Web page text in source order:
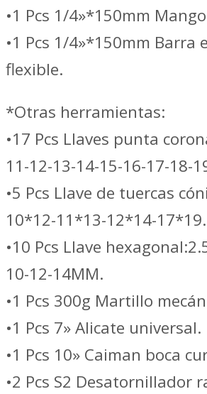
•1 Pcs 1/4»*150mm
•1 Pcs 1/4»*150mm Barra
flexible.
*Otras herramientas:
•17 Pcs Llaves punta
11-12-13-14-15-16-17-18-
•5 Pcs Llave de tuercas
10*12-11*13-12*14-17*19.
•10 Pcs Llave
10-12-14MM.
•1 Pcs 300g Martillo
•1 Pcs 7» Alicate universal.
•1 Pcs 10» Caiman boca
•2 Pcs S2 Desatornillador